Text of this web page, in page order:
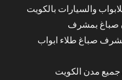
والسيارات بالكويت
صباغ بمشرف
صباغ طلاء ابواب
مدن الكويت